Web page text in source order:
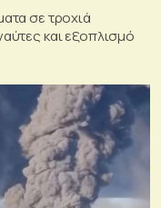
σε τροχιά
και εξοπλισμό